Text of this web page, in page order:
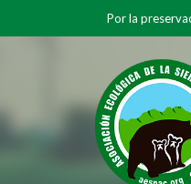
Por la